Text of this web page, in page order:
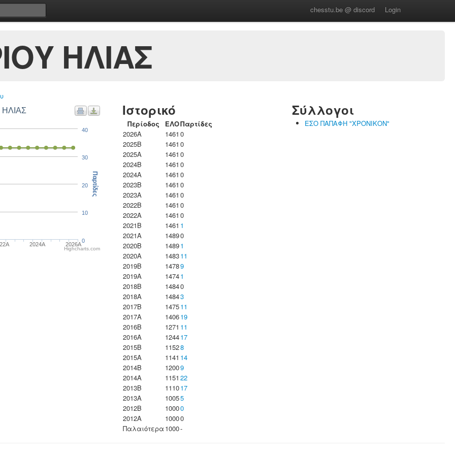
chesstu.be @ discord Login
ΗΛΙΑΣ
ΗΛΙΑΣ
2024A 2026A
0
10
20
30
40
Παρτίδες
Highcharts.com
Ιστορικό
Περίοδος ΕΛΟΠαρτίδες
2026A
1461 0
2025B
1461 0
2025A
1461 0
2024B
1461 0
2024A
1461 0
2023B
1461 0
2023Α
1461 0
2022B
1461 0
2022A
1461 0
2021B
1461 1
2021A
14890
2020B
14891
2020A
148311
2019B
14789
2019A
14741
2018B
14840
2018A
14843
2017B
147511
2017A
140619
2016B
1271 11
2016A
124417
2015B
11528
2015A
1141 14
2014B
12009
2014A
1151 22
2013B
111017
2013A
10055
2012B
10000
2012A
10000
Παλαιότερα 1000-
Σύλλογοι
ΕΣΟ ΠΑΠΑΦΗ "ΧΡΟΝΙΚΟΝ"